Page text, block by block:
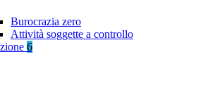
Burocrazia zero
Attività soggette a controllo
6